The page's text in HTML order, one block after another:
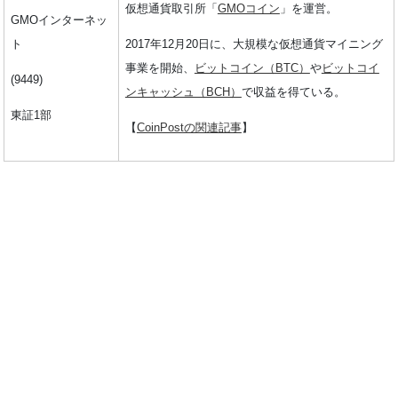
GMOインターネッ
ト
(9449)
東証1部
仮想通貨取引所「 GMOコイン 」を運営。
2017年12月20日に、大規模な仮想通貨マイニング
事業を開始、
ビットコイン（BTC） やビットコイ
ンキャッシュ（BCH） で収益を得ている。
【CoinPostの関連記事】